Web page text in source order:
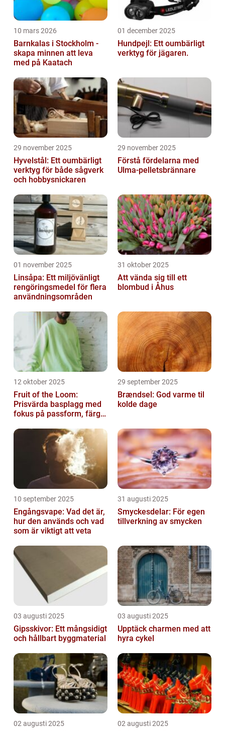
10 mars 2026
Barnkalas i Stockholm -
skapa minnen att leva
med på Kaatach
01 december 2025
Hundpejl: Ett oumbärligt
verktyg för jägaren.
29 november 2025
Hyvelstål: Ett oumbärligt
verktyg för både sågverk
och hobbysnickaren
29 november 2025
Förstå fördelarna med
Ulma-pelletsbrännare
01 november 2025
Linsåpa: Ett miljövänligt
rengöringsmedel för flera
användningsområden
31 oktober 2025
Att vända sig till ett
blombud i Åhus
12 oktober 2025
Fruit of the Loom:
Prisvärda basplagg med
fokus på passform, färg
29 september 2025
Brændsel: God varme til
kolde dage
10 september 2025
Engångsvape: Vad det är,
hur den används och vad
som är viktigt att veta
31 augusti 2025
Smyckesdelar: För egen
tillverkning av smycken
03 augusti 2025
Gipsskivor: Ett mångsidigt
och hållbart byggmaterial
03 augusti 2025
Upptäck charmen med att
hyra cykel
02 augusti 2025 02 augusti 2025